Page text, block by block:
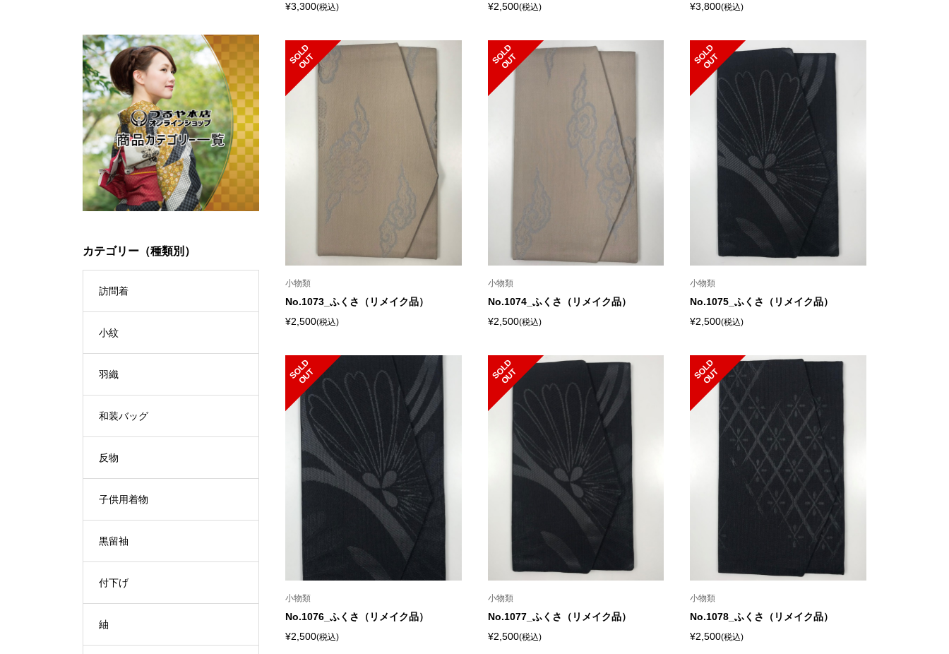
¥3,300(税込)
¥2,500(税込)
¥3,800(税込)
S
O
L
D
O
U
T
小物類
No.1073_ふくさ（リメイク品）
¥2,500(税込)
S
O
L
D
O
U
T
小物類
No.1074_ふくさ（リメイク品）
¥2,500(税込)
S
O
L
D
O
U
T
小物類
No.1075_ふくさ（リメイク品）
¥2,500(税込)
S
O
L
D
O
U
T
小物類
No.1076_ふくさ（リメイク品）
¥2,500(税込)
S
O
L
D
O
U
T
小物類
No.1077_ふくさ（リメイク品）
¥2,500(税込)
S
O
L
D
O
U
T
小物類
No.1078_ふくさ（リメイク品）
¥2,500(税込)
カテゴリー（種類別）
訪問着
小紋
羽織
和装バッグ
反物
子供用着物
黒留袖
付下げ
紬